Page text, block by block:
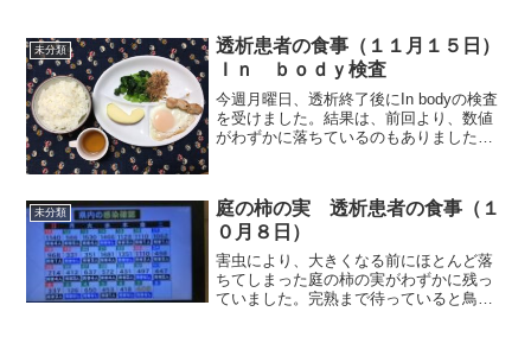
したが、３回から土砂降りになり、降雨
による試合中止となりまし...
未分類
透析患者の食事（１１月１５日）
Ｉｎ ｂｏｄｙ検査
今週月曜日、透析終了後にIn bodyの検査
を受けました。結果は、前回より、数値
がわずかに落ちているのもありました
だ２週間です。今後、継続していけば、
必ず効果が出ると思...
未分類
庭の柿の実 透析患者の食事（１
０月８日）
害虫により、大きくなる前にほとんど落
ちてしまった庭の柿の実がわずかに残っ
ていました。完熟まで待っていると鳥が